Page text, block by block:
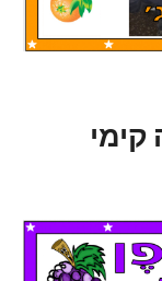
קימי